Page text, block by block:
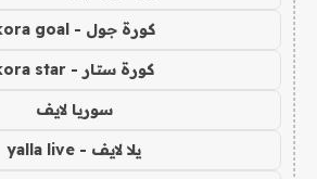
كورة جول - kora goal
كورة ستار - kora star
سوريا لايف
يلا لايف - yalla live